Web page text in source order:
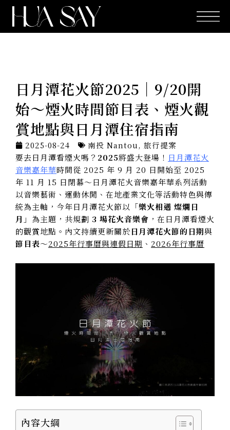
日月潭花火節2025｜9/20開
始～煙火時間節目表、煙火觀
賞地點與日月潭住宿指南
2025-08-24 南投 Nantou, 旅行提案
要去日月潭看煙火嗎？ 2025將盛大登場！ 日月潭花火
音樂嘉年華時間從 2025 年 9 月 20 日開始至 2025
年 11 月 15 日閉幕～日月潭花火音樂嘉年華系列活動
以音樂藝術、運動休閒、在地產業文化等活動特色與傳
統為主軸，今年日月潭花火節以「樂火相遇 燦爛日
月 」為主題，共規劃 3 場花火音樂會 ，在日月潭看煙火
的觀賞地點。內文持續更新關於日月潭花火節的日期與
節目表～2025年行事曆與連假日期 、 2026年行事曆
內容大綱